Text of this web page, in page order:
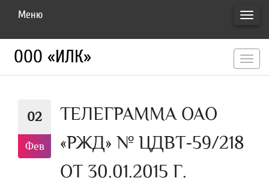
Меню
ООО «ИЛК»
02
Фев
ТЕЛЕГРАММА ОАО
«РЖД» № ЦДВТ-59/218
ОТ 30.01.2015 Г.